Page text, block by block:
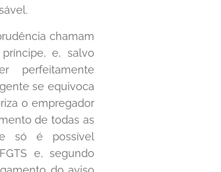
chamam
e, salvo
perfeitamente
se equivoca
o empregador
de todas as
só é possível
e, segundo